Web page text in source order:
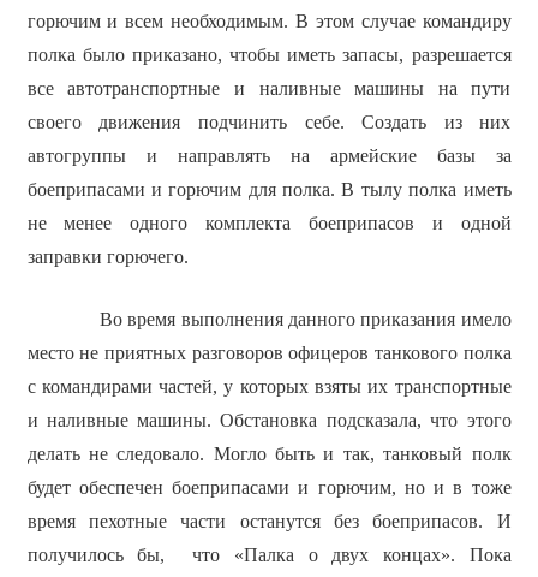
горючим и всем необходимым. В этом случае командиру
полка было приказано, чтобы иметь запасы, разрешается
все автотранспортные и наливные машины на пути
своего движения подчинить себе. Создать из них
автогруппы и направлять на армейские базы за
боеприпасами и горючим для полка. В тылу полка иметь
не менее одного комплекта боеприпасов и одной
заправки горючего.
Во время выполнения данного приказания имело
место не приятных разговоров офицеров танкового полка
с командирами частей, у которых взяты их транспортные
и наливные машины. Обстановка подсказала, что этого
делать не следовало. Могло быть и так, танковый полк
будет обеспечен боеприпасами и горючим, но и в тоже
время пехотные части останутся без боеприпасов. И
получилось бы, что «Палка о двух концах». Пока